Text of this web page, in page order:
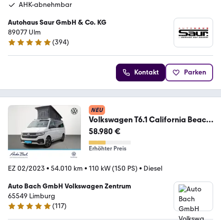
AHK-abnehmbar
Autohaus Saur GmbH & Co. KG
89077 Ulm
4.9 Sterne
(394)
Kontakt Parken
NEU
Volkswagen T6.1 California Beach
2.0TDI DSG Navi LED Standh
58.980 €
Erhöhter Preis
EZ 02/2023 • 54.010 km • 110 kW (150 PS) • Diesel
Auto Bach GmbH Volkswagen Zentrum
65549 Limburg
4.8 Sterne
(117)